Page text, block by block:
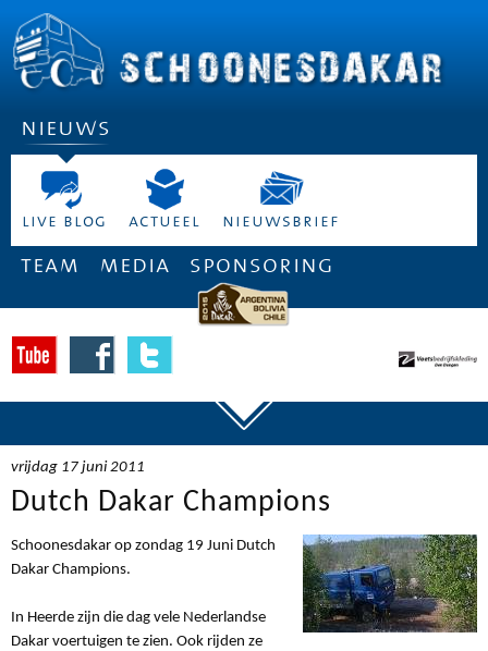
nieuws
live blog actueel nieuwsbrief
team media sponsoring
vrijdag 17 juni 2011
Dutch Dakar Champions
Schoonesdakar op zondag 19 Juni Dutch
Dakar Champions.
In Heerde zijn die dag vele Nederlandse
Dakar voertuigen te zien. Ook rijden ze